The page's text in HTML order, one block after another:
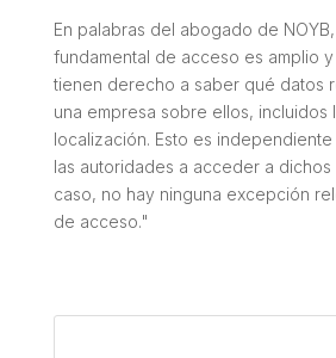
En palabras del abogado de NOYB,
fundamental de acceso es amplio
tienen derecho a saber qué datos
una empresa sobre ellos, incluidos
localización. Esto es
las autoridades a acceder a dichos
caso, no hay ninguna excepción
de acceso."